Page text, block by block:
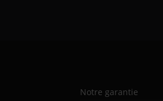
Notre garantie